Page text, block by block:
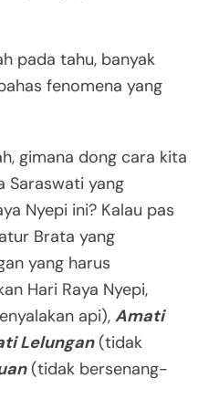
pada tahu, banyak
fenomena yang
gimana dong cara kita
Saraswati yang
Nyepi ini? Kalau pas
Brata yang
yang harus
Hari Raya Nyepi,
api), Amati
Lelungan(tidak
(tidak bersenang-